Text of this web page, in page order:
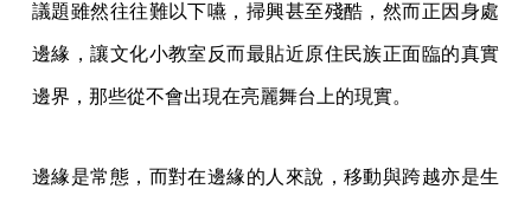
議題雖然往往難以下嚥，掃興甚至殘酷，然而正因身處
邊緣，讓文化小教室反而最貼近原住民族正面臨的真實
邊界，那些從不會出現在亮麗舞台上的現實。
邊緣是常態，而對在邊緣的人來說，移動與跨越亦是生